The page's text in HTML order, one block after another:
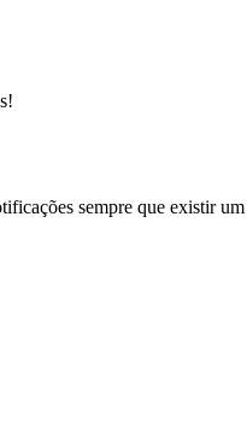
sempre que existir